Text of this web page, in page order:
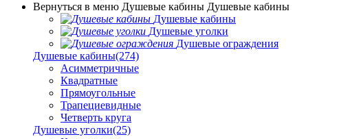
Вернуться в меню Душевые кабины Душевые кабины
Душевые кабины
Душевые уголки
Душевые ограждения
Душевые кабины(274)
Асимметричные
Квадратные
Прямоугольные
Трапециевидные
Четверть круга
Душевые уголки(25)